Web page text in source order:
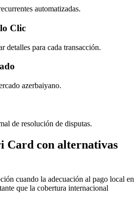
automatizadas.
Clic
detalles para cada transacción.
azerbaiyano.
de resolución de disputas.
Card con alternativas
cuando la adecuación al pago local en
que la cobertura internacional